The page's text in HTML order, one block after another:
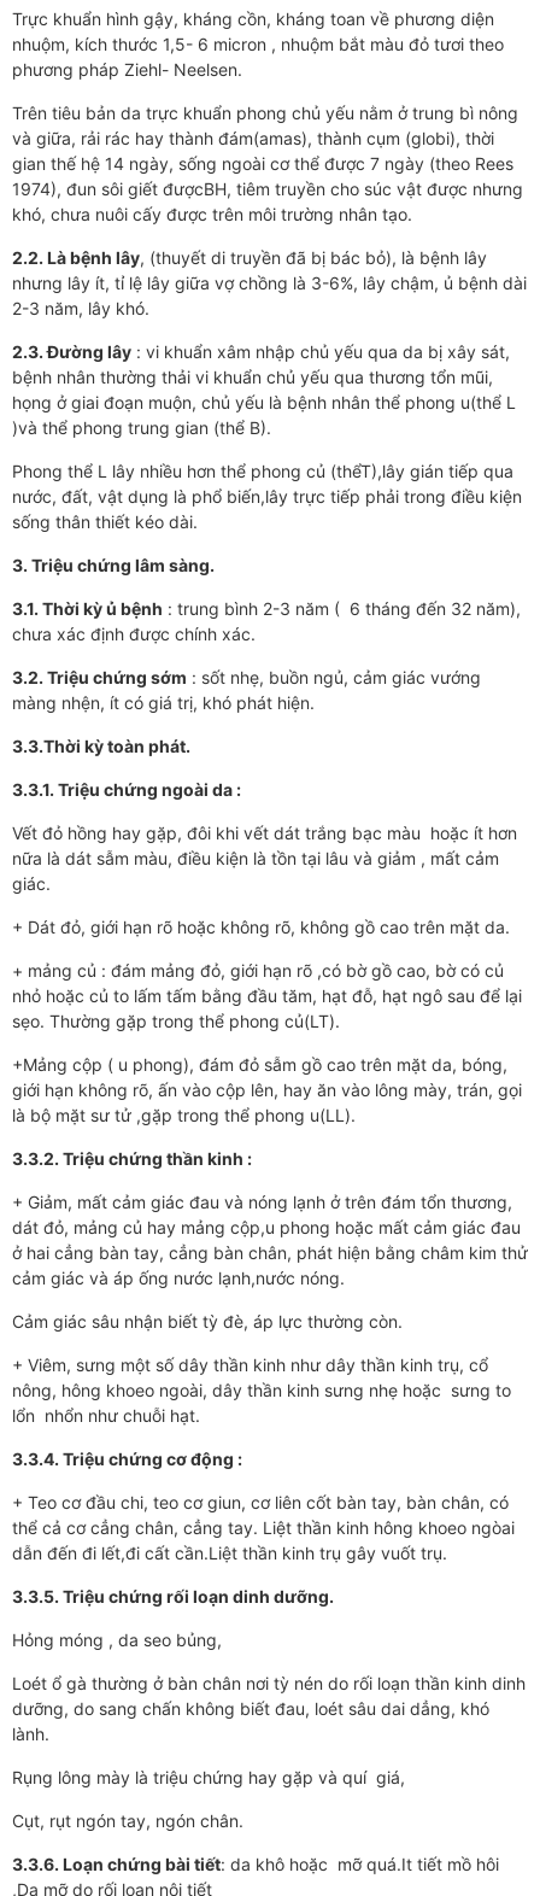
Trực khuẩn hình gậy, kháng cồn, kháng toan về phương diện
nhuộm, kích thước 1,5- 6 micron , nhuộm bắt màu đỏ tươi theo
phương pháp Ziehl- Neelsen.
Trên tiêu bản da trực khuẩn phong chủ yếu nằm ở trung bì nông
và giữa, rải rác hay thành đám(amas), thành cụm (globi), thời
gian thế hệ 14 ngày, sống ngoài cơ thể được 7 ngày (theo Rees
1974), đun sôi giết đượcBH, tiêm truyền cho súc vật được nhưng
khó, chưa nuôi cấy được trên môi trường nhân tạo.
2.2. Là bệnh lây, (thuyết di truyền đã bị bác bỏ), là bệnh lây
nhưng lây ít, tỉ lệ lây giữa vợ chồng là 3-6%, lây chậm, ủ bệnh dài
2-3 năm, lây khó.
2.3. Đường lây : vi khuẩn xâm nhập chủ yếu qua da bị xây sát,
bệnh nhân thường thải vi khuẩn chủ yếu qua thương tổn mũi,
họng ở giai đoạn muộn, chủ yếu là bệnh nhân thể phong u(thể L
)và thể phong trung gian (thể B).
Phong thể L lây nhiều hơn thể phong củ (thểT),lây gián tiếp qua
nước, đất, vật dụng là phổ biến,lây trực tiếp phải trong điều kiện
sống thân thiết kéo dài.
3. Triệu chứng lâm sàng.
3.1. Thời kỳ ủ bệnh : trung bình 2-3 năm ( 6 tháng đến 32 năm),
chưa xác định được chính xác.
3.2. Triệu chứng sớm : sốt nhẹ, buồn ngủ, cảm giác vướng
màng nhện, ít có giá trị, khó phát hiện.
3.3.Thời kỳ toàn phát.
3.3.1. Triệu chứng ngoài da :
Vết đỏ hồng hay gặp, đôi khi vết dát trắng bạc màu hoặc ít hơn
nữa là dát sẫm màu, điều kiện là tồn tại lâu và giảm , mất cảm
giác.
+ Dát đỏ, giới hạn rõ hoặc không rõ, không gồ cao trên mặt da.
+ mảng củ : đám mảng đỏ, giới hạn rõ ,có bờ gồ cao, bờ có củ
nhỏ hoặc củ to lấm tấm bằng đầu tăm, hạt đỗ, hạt ngô sau để lại
sẹo. Thường gặp trong thể phong củ(LT).
+Mảng cộp ( u phong), đám đỏ sẫm gồ cao trên mặt da, bóng,
giới hạn không rõ, ấn vào cộp lên, hay ăn vào lông mày, trán, gọi
là bộ mặt sư tử ,gặp trong thể phong u(LL).
3.3.2. Triệu chứng thần kinh :
+ Giảm, mất cảm giác đau và nóng lạnh ở trên đám tổn thương,
dát đỏ, mảng củ hay mảng cộp,u phong hoặc mất cảm giác đau
ở hai cẳng bàn tay, cẳng bàn chân, phát hiện bằng châm kim thử
cảm giác và áp ống nước lạnh,nước nóng.
Cảm giác sâu nhận biết tỳ đè, áp lực thường còn.
+ Viêm, sưng một số dây thần kinh như dây thần kinh trụ, cổ
nông, hông khoeo ngoài, dây thần kinh sưng nhẹ hoặc sưng to
lổn nhổn như chuỗi hạt.
3.3.4. Triệu chứng cơ động :
+ Teo cơ đầu chi, teo cơ giun, cơ liên cốt bàn tay, bàn chân, có
thể cả cơ cẳng chân, cẳng tay. Liệt thần kinh hông khoeo ngòai
dẫn đến đi lết,đi cất cần.Liệt thần kinh trụ gây vuốt trụ.
3.3.5. Triệu chứng rối loạn dinh dưỡng.
Hỏng móng , da seo bủng,
Loét ổ gà thường ở bàn chân nơi tỳ nén do rối loạn thần kinh dinh
dưỡng, do sang chấn không biết đau, loét sâu dai dẳng, khó
lành.
Rụng lông mày là triệu chứng hay gặp và quí giá,
Cụt, rụt ngón tay, ngón chân.
3.3.6. Loạn chứng bài tiết: da khô hoặc mỡ quá.It tiết mồ hôi
,Da mỡ do rối loạn nội tiết